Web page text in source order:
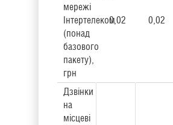
мережі
Інтертелеком
(понад
базового
пакету),
грн
0,02 0,02
Дзвінки
на
місцеві